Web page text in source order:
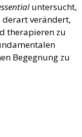
untersucht,
verändert,
therapieren zu
Begegnung zu